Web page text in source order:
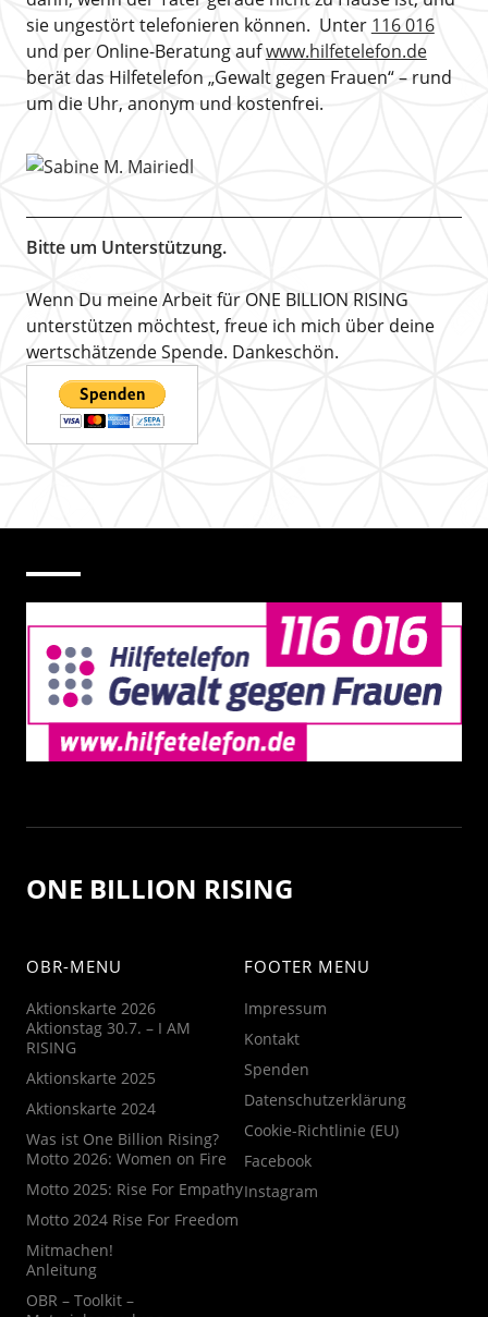
sie ungestört telefonieren können. Unter 116 016
und per Online-Beratung aufwww.hilfetelefon.de
berät das Hilfetelefon „Gewalt gegen Frauen“ – rund
um die Uhr, anonym und kostenfrei.
Bitte um Unterstützung.
Wenn Du meine Arbeit für ONE BILLION RISING
unterstützen möchtest, freue ich mich über deine
wertschätzende Spende. Dankeschön.
ONE BILLION RISING
OBR-MENU
Aktionskarte 2026
Aktionstag 30.7. – I AM
RISING
Aktionskarte 2025
Aktionskarte 2024
Was ist One Billion Rising?
Motto 2026: Women on Fire
Motto 2025: Rise For Empathy
Motto 2024 Rise For Freedom
Mitmachen!
Anleitung
OBR – Toolkit –
FOOTER MENU
Impressum
Kontakt
Spenden
Datenschutzerklärung
Cookie-Richtlinie (EU)
Facebook
Instagram